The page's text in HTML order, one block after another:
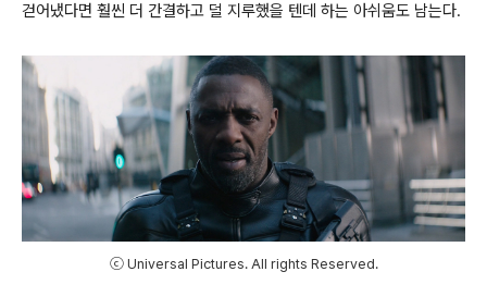
걷어냈다면 훨씬 더 간결하고 덜 지루했을 텐데 하는 아쉬움도 남는다.
ⓒ Universal Pictures. All rights Reserved.